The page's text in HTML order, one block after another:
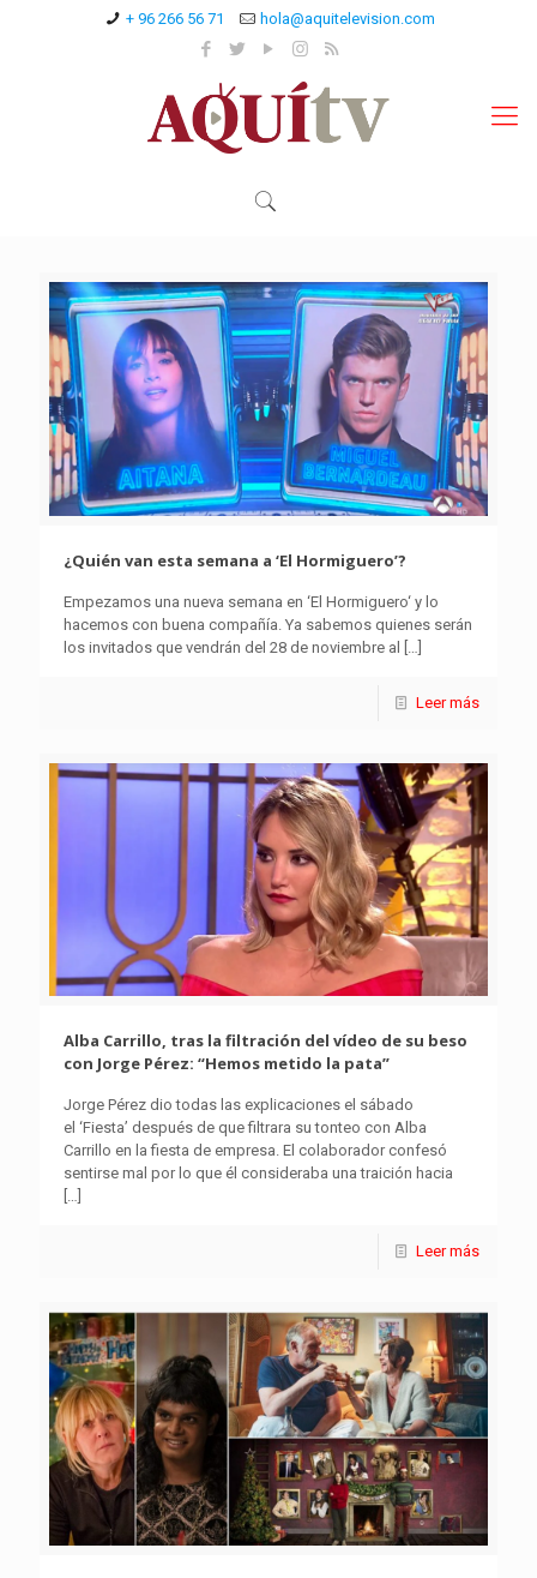
+ 96 266 56 71 hola@aquitelevision.com
¿Quién van esta semana a ‘El Hormiguero’?
Empezamos una nueva semana en ‘El Hormiguero‘ y lo
hacemos con buena compañía. Ya sabemos quienes serán
los invitados que vendrán del 28 de noviembre al […]
Leer más
Alba Carrillo, tras la filtración del vídeo de su beso
con Jorge Pérez: “Hemos metido la pata”
Jorge Pérez dio todas las explicaciones el sábado
el ‘Fiesta’ después de que filtrara su tonteo con Alba
Carrillo en la fiesta de empresa. El colaborador confesó
sentirse mal por lo que él consideraba una traición hacia
[…]
Leer más